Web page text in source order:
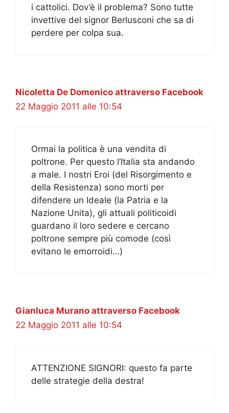
i cattolici. Dov’è il problema? Sono tutte
invettive del signor Berlusconi che sa di
perdere per colpa sua.
Nicoletta De Domenico attraverso Facebook
22 Maggio 2011 alle 10:54
Ormai la politica è una vendita di
poltrone. Per questo l’Italia sta andando
a male. I nostri Eroi (del Risorgimento e
della Resistenza) sono morti per
difendere un Ideale (la Patria e la
Nazione Unita), gli attuali politicoidi
guardano il loro sedere e cercano
poltrone sempre più comode (così
evitano le emorroidi…)
Gianluca Murano attraverso Facebook
22 Maggio 2011 alle 10:54
ATTENZIONE SIGNORI: questo fa parte
delle strategie della destra!